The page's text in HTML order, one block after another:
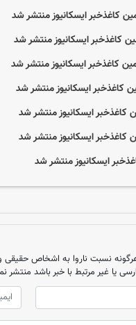
کاغذخبر ایسکانیوز منتشر شد
کاغذخبر ایسکانیوز منتشر شد
کاغذخبر ایسکانیوز منتشر شد
کاغذخبر ایسکانیوز منتشر شد
کاغذخبر ایسکانیوز منتشر شد
کاغذخبر ایسکانیوز منتشر شد
ایسکانیوز منتشر شد
نسبت ناروا به اشخاص
یا غیر مرتبط با خبر باشد منتشر